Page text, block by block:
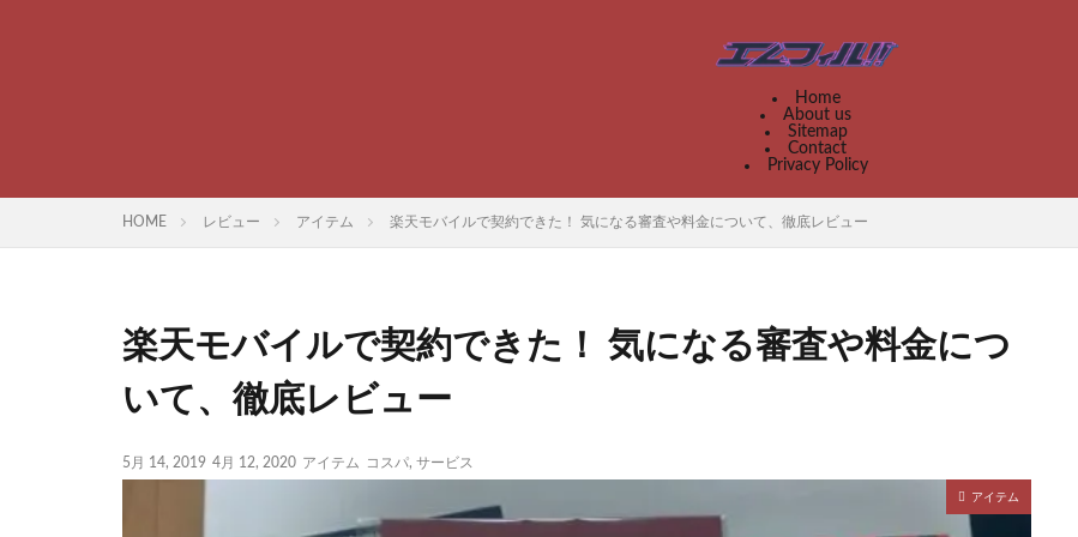
Home
About us
Sitemap
Contact
Privacy Policy
HOME レビュー アイテム 楽天モバイルで契約できた！ 気になる審査や料金について、徹底レビュー
楽天モバイルで契約できた！ 気になる審査や料金につ
いて、徹底レビュー
5月 14, 2019 4月 12, 2020 アイテム コスパ, サービス
アイテム